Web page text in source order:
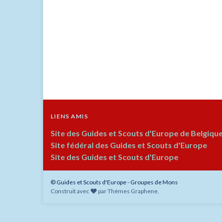
LIENS AMIS
Site des Guides et Scouts d'Europe de
Site fédéral des Guides et Scouts d'Europe
Site des Guides et Scouts d'Europe
© Guides et Scouts d'Europe - Groupes de Mons
Construit avec
parThèmes Graphene.